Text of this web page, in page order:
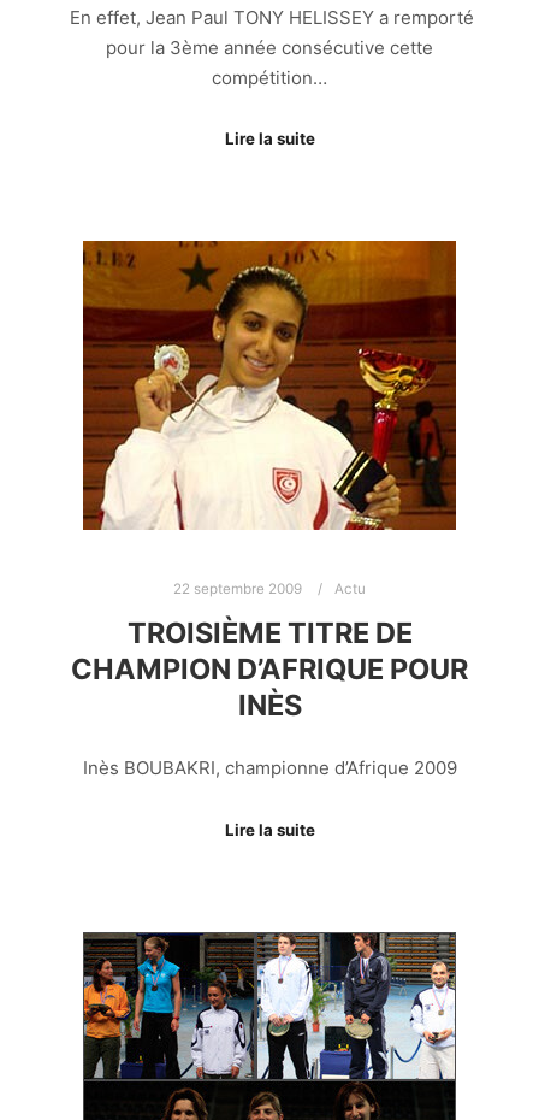
En effet, Jean Paul TONY HELISSEY a remporté
pour la 3ème année consécutive cette
compétition…
Lire la suite
22 septembre 2009 Actu
TROISIÈME TITRE DE
CHAMPION D’AFRIQUE POUR
INÈS
Inès BOUBAKRI, championne d’Afrique 2009
Lire la suite